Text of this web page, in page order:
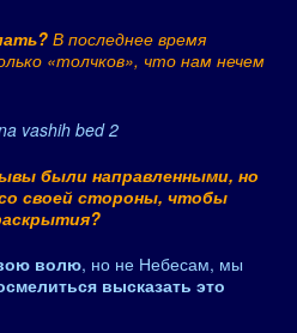
В последнее время
«толчков», что нам нечем
были направленными, но
своей стороны, чтобы
волю, но не Небесам, мы
высказать это